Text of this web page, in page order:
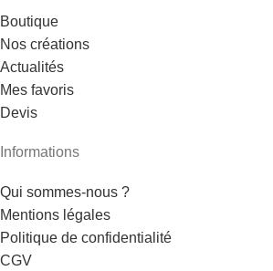
Boutique
Nos créations
Actualités
Mes favoris
Devis
Informations
Qui sommes-nous ?
Mentions légales
Politique de confidentialité
CGV